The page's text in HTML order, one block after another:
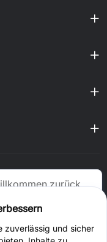
Mal 1–20 $ sparen
IOS
zuverlässig und sicher
zurück,
ich Ihnen helfen?
Jetzt chatten